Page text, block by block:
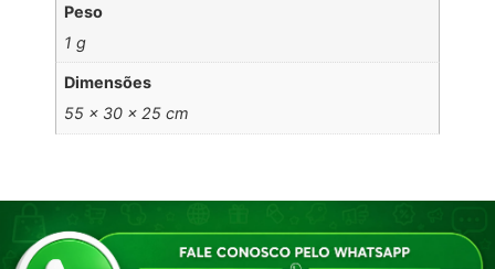
Peso
1 g
Dimensões
55 × 30 × 25 cm